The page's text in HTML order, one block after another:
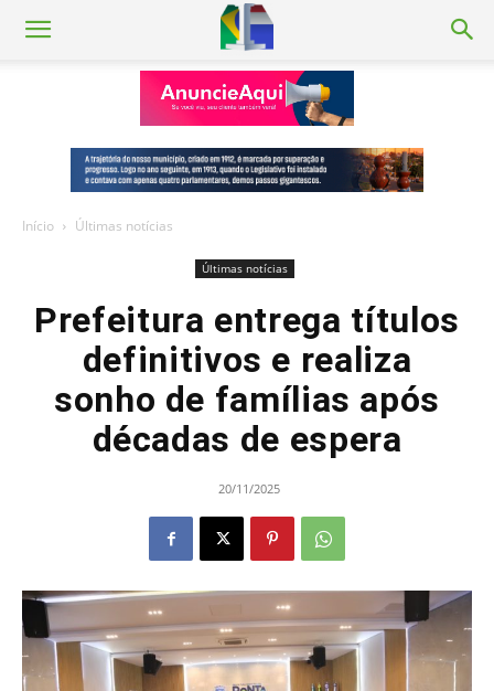
Início Últimas notícias
Últimas notícias
Prefeitura entrega títulos
definitivos e realiza
sonho de famílias após
décadas de espera
20/11/2025